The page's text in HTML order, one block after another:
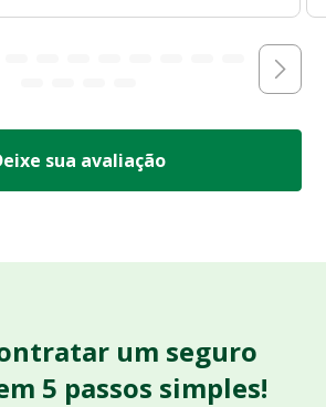
sua avaliação
um seguro
5 passos simples!